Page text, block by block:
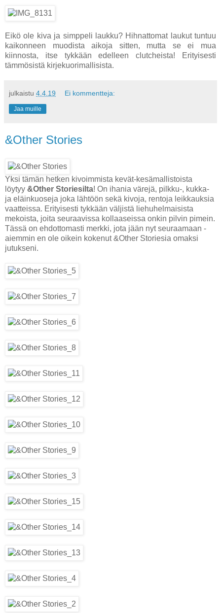
Eikö ole kiva ja simppeli laukku? Hihnattomat laukut tuntuu
kaikonneen muodista aikoja sitten, mutta se ei mua
kiinnosta, itse tykkään edelleen clutcheista! Erityisesti
tämmösistä kirjekuorimallisista.
julkaistu 4.4.19 Ei kommentteja:
Jaa muille
&Other Stories
Yksi tämän hetken kivoimmista kevät-kesämallistoista
löytyy &Other Storiesilta! On ihania värejä, pilkku-, kukka-
ja eläinkuoseja joka lähtöön sekä kivoja, rentoja leikkauksia
vaatteissa. Erityisesti tykkään väljistä liehuhelmaisista
mekoista, joita seuraavissa kollaaseissa onkin pilvin pimein.
Tässä on ehdottomasti merkki, jota jään nyt seuraamaan -
aiemmin en ole oikein kokenut &Other Storiesia omaksi
jutukseni.